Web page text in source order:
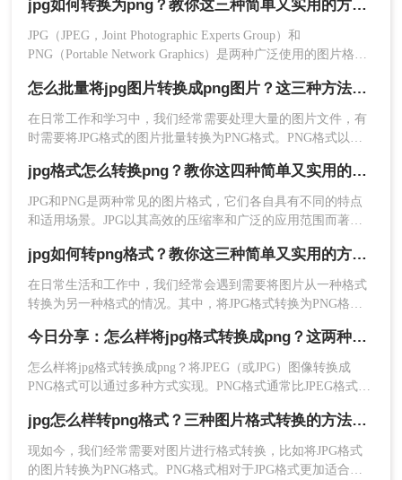
要转换，则继续添加，重复上述的步骤即可。
方法三、转转大师PDF转换器
转转大师pdf转换器是一款功能非常强大的pdf转换
工具。可以帮助用户轻松地进行PDF、Office以及图
片等多种文件格式间的互转。支持批量转换图片转
只需支持一键拖入即可，高效又安全。
操作如下：
1、首先打开转转大师PDF转换器客户端。点击“图
片转换”。
件。本文将详细介绍jpg怎么转换成png，并提供简单易行的步
骤指南。
jpg如何转换为png？教你这三种简单又实用的方法！
JPG（JPEG，Joint Photographic Experts Group）和
PNG（Portable Network Graphics）是两种广泛使用的图片格
支持有损压缩，能在保持较好图像质量的同时减小文件大小。
而PNG则常用于需要透明背景或无损压缩的场合。那么jpg如何
转换为png呢？，以下是一些方法和步骤。
怎么批量将jpg图片转换成png图片？这三种方法任你选择！
在日常工作和学习中，我们经常需要处理大量的图片文件，有
时需要将JPG格式的图片批量转换为PNG格式。PNG格式以其
域得到广泛应用。那么怎么批量将jpg图片转换成png图片呢？
本文将详细介绍几种批量将JPG图片转换成PNG图片的方法，
帮助读者高效完成这一任务。
jpg格式怎么转换png？教你这四种简单又实用的方法！
JPG和PNG是两种常见的图片格式，它们各自具有不同的特点
和适用场景。JPG以其高效的压缩率和广泛的应用范围而著
我们需要将JPG格式的图片转换为PNG格式时，可以采用多种
方法。那么jpg格式怎么转换png呢？本文将介绍三种实用的jpg
转png方法，帮助您轻松完成转换。
jpg如何转png格式？教你这三种简单又实用的方法！
在日常生活和工作中，我们经常会遇到需要将图片从一种格式
转换为另一种格式的情况。其中，将JPG格式转换为PNG格式
各有特点。JPG是一种有损压缩格式，适合保存照片等色彩丰
富的图片；而PNG是一种无损压缩格式，支持透明背景，适合
保存需要高质量和透明度的图片。那么jpg如何转png格式呢？
的图片转换为PNG格式。
今日分享：怎么样将jpg格式转换成png？这两种方法学起来
怎么样将jpg格式转换成png？​将JPEG（或JPG）图像转换成
PNG格式可以通过多种方式实现。PNG格式通常比JPEG格式拥
要将JPEG格式转换成PNG格式。以下方法可以帮助您完成这一
操作：
jpg怎么样转png格式？三种图片格式转换的方法交给你！
现如今，我们经常需要对图片进行格式转换，比如将JPG格式
的图片转换为PNG格式。PNG格式相对于JPG格式更加适合图